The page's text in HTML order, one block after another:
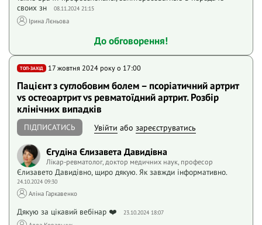
своих зн
08.11.2024 21:15
Ірина Лєньова
До обговорення!
ТОП-ЗАХІД 17 жовтня 2024 року o 17:00
Пацієнт з суглобовим болем – псоріатичний артрит
vs остеоартрит vs ревматоїдний артрит. Розбір
клінічних випадків
ПІДПИСАТИСЬ Увійти або зареєструватись
Єгудіна Єлизавета Давидівна
Лікар-ревматолог, доктор медичних наук, професор
Єлизавето Давидівно, щиро дякую. Як завжди інформативно.
24.10.2024 09:30
Аліна Гаркавенко
Дякую за цікавий вебінар ❤️ 23.10.2024 18:07